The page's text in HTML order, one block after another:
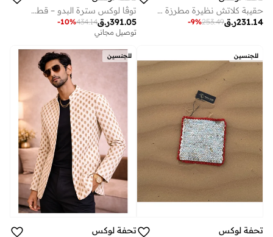
حقيبة كلاتش نظيرة مطرزة من توفه لوكس - حرير برونزي داكن مع تطريز يدوي زهري باللون الذهبي العتيق وحدود مرصعة، تصميم مغلف منظم × سم
ر.ق231.14
253.49
-9%
توڤا لوكس سترة البدو – قطن مطبوع يدوياً (كبير 50 × 70 سم) | سترة حرفية للجنسين
ر.ق391.05
434.14
-10%
توصيل مجاني
للجنسين
تحفة لوكس
للجنسين
تحفة لوكس